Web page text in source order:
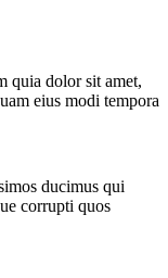
quia dolor sit amet,
eius modi tempora
ducimus qui
corrupti quos